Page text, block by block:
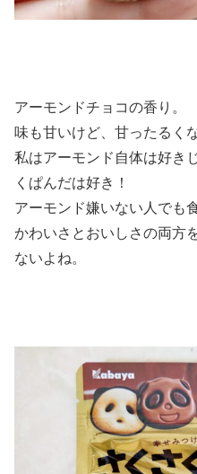
アーモンドチョコの香り。
味も甘いけど、甘ったるく
私はアーモンド自体は好き
くぱんだは好き！
アーモンド嫌いない人でも
かわいさとおいしさの両方
ないよね。